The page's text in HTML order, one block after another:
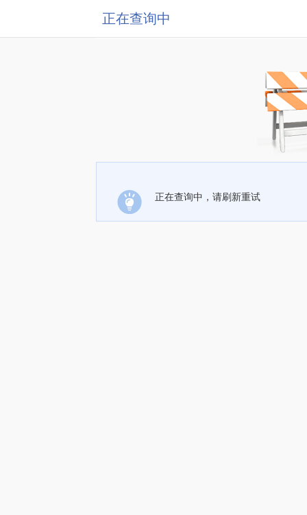
正在查询中
正在查询中，请刷新重试